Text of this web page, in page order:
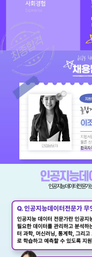
인공지능데
인공지능데이터전문가
Q. 인공지능데이터전문가 무
인공지능 데이터 전문가란 인공지
필요한 데이터를 관리하고 분석하
터 과학, 머신러닝, 통계학, 그리
로 학습하고 예측할 수 있도록 지